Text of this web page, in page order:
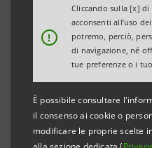
!
Cliccando sulla [x]
acconsenti all’uso
potremo, perciò,
di navigazione, né
tue preferenze o i
È possibile consultare
il consenso ai cookie o
modificare le proprie scelte
Investor Relations è la
alla comunicazione al
ispirata a principi di
ad assicurare la
veritiere, chiare, precise
con riferimento ai
strategie di Gruppo